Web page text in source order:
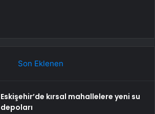
Son Eklenen
Eskişehir’de kırsal mahallelere yeni su
depoları